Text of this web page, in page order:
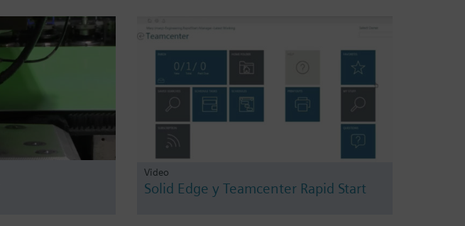
Video
Solid Edge y Teamcenter Rapid Start